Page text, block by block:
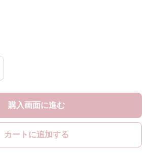
購入画面に進む
カートに追加する